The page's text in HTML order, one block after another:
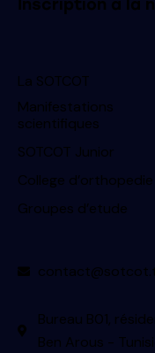
Inscription à la
La SOTCOT
Manifestations
scientifiques
SOTCOT Junior
College d’orthopedie
Groupes d’etude
Bureau B01,
Ben Arous -